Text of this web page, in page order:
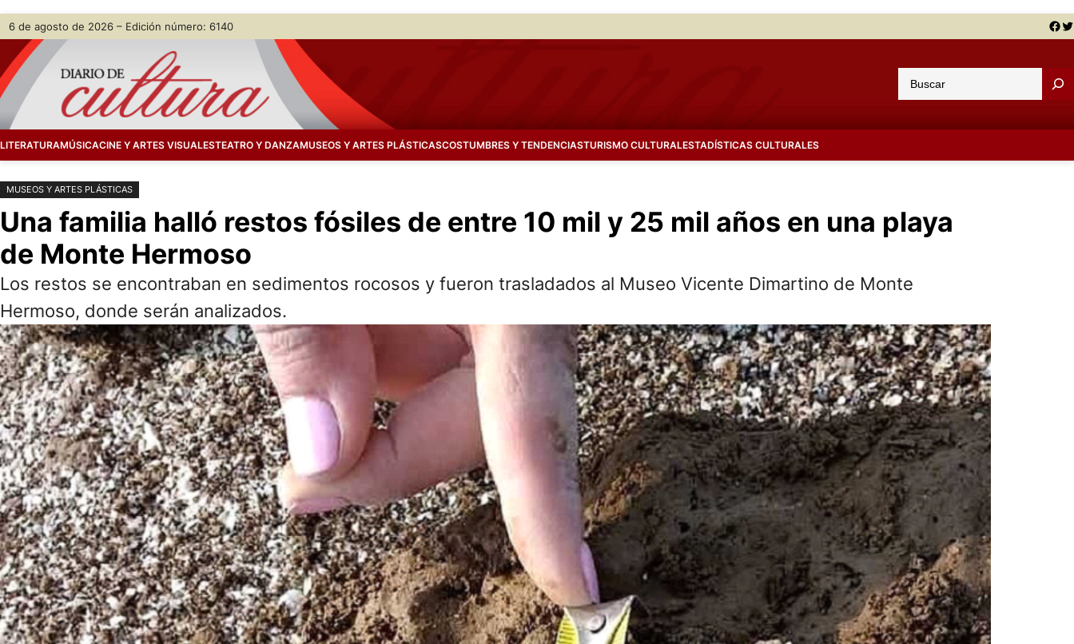
Saltar
contenido
Skip
content
6 de agosto de 2026 – Edición número: 6140 Facebook Twitter
u
a
LITERATURAMÚSICACINE Y ARTES VISUALESTEATRO Y DANZAMUSEOS Y ARTES PLÁSTICASCOSTUMBRES Y TENDENCIASTURISMO CULTURALESTADÍSTICAS CULTURALES
MUSEOS Y ARTES PLÁSTICAS
Una familia halló restos fósiles de entre 10 mil y 25 mil años en una playa
de Monte Hermoso
Los restos se encontraban en sedimentos rocosos y fueron trasladados al Museo Vicente Dimartino de Monte
Hermoso, donde serán analizados.